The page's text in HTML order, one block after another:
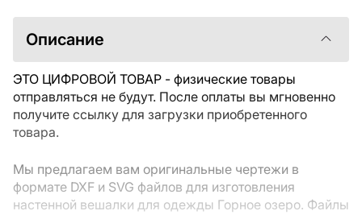
ознакомиться с описанием товара и задать все
интересующие Вас вопросы перед покупкой. Если у
свяжитесь с продавцом напрямую.
Описание
ЭТО ЦИФРОВОЙ ТОВАР - физические товары
отправляться не будут. После оплаты вы мгновенно
получите ссылку для загрузки приобретенного
товара.
Мы предлагаем вам оригинальные чертежи в
формате DXF и SVG файлов для изготовления
настенной вешалки для одежды Горное озеро. Файлы